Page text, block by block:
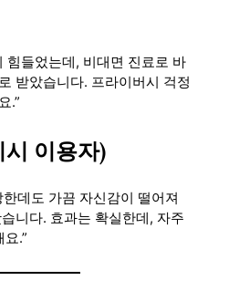
힘들었는데, 비대면 진료로 바
받았습니다. 프라이버시 걱정
.”
시 이용자)
데도 가끔 자신감이 떨어져
니다. 효과는 확실한데, 자주
.”